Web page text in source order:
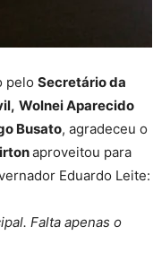
pelo Secretário da
Wolnei Aparecido
Busato, agradeceu o
aproveitou para
Eduardo Leite:
Falta apenas o